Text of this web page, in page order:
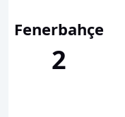
Fenerbahçe
2